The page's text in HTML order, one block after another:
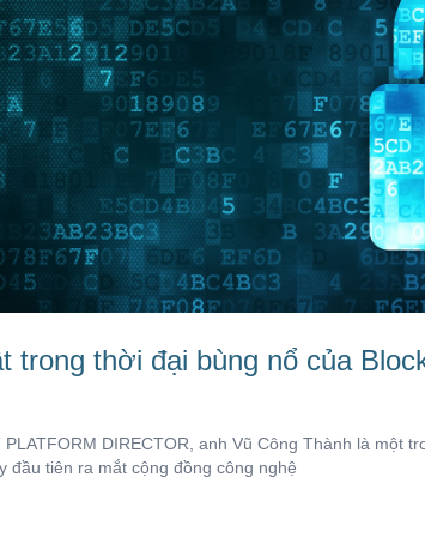
trong thời đại bùng nổ của
PLATFORM DIRECTOR, anh Vũ Công Thành là một
đầu tiên ra mắt cộng đồng công nghệ